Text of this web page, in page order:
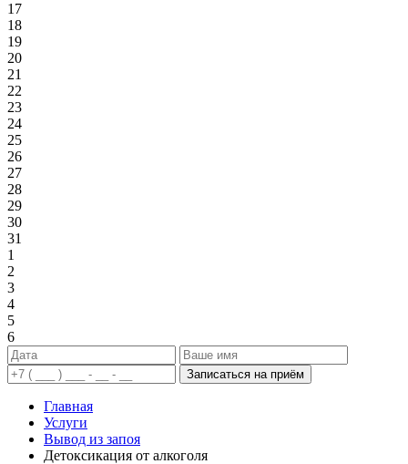
17
18
19
20
21
22
23
24
25
26
27
28
29
30
31
1
2
3
4
5
6
Записаться на приём
Главная
Услуги
Вывод из запоя
Детоксикация от алкоголя